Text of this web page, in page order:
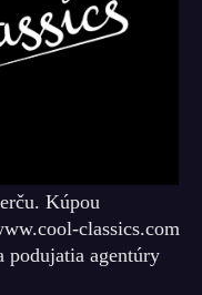
Kúpou
classics.com
podujatia agentúry